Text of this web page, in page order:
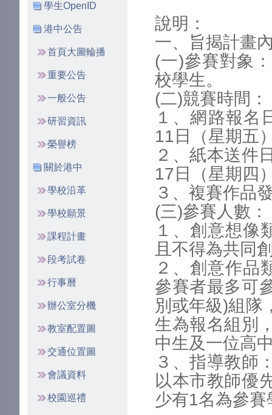
學生OpenID
港中公告
首頁大圖輪播
重要公告
一般公告
研習資訊
榮譽榜
關於港中
學校沿革
學校願景
課程計畫
段考試卷
行事曆
辦公室分機
教室配置圖
交通位置圖
會議資料
校園巡禮
說明：
一、旨揭計畫
(一)參賽對象
校學生。
(二)競賽時間：
１、網路報名
11日（星期五
２、紙本送件
17日（星期四
３、複賽作品
(三)參賽人數：
１、創意想像
且不得為共同
２、創意作品
參賽者最多可
別或年級)組隊
生為報名組別
中生及一位高
３、指導教師
以本市教師優
少有1名為參